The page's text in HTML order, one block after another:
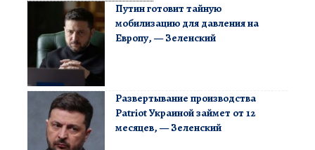
Путин готовит тайную
мобилизацию для давления на
Европу, — Зеленский
Развертывание производства
Patriot Украиной займет от 12
месяцев, — Зеленский